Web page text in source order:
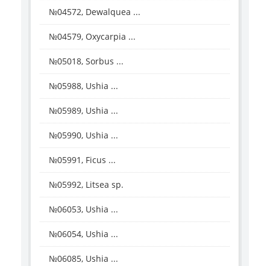
№04572, Dewalquea ...
№04579, Oxycarpia ...
№05018, Sorbus ...
№05988, Ushia ...
№05989, Ushia ...
№05990, Ushia ...
№05991, Ficus ...
№05992, Litsea sp.
№06053, Ushia ...
№06054, Ushia ...
№06085, Ushia ...